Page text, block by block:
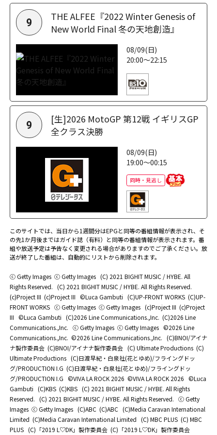
9
THE ALFEE『2022 Winter Genesis of
New World Final 冬の天地創造』
08/09(日)
20:00～22:15
9
[生]2026 MotoGP 第12戦 イギリスGP
全クラス決勝
08/09(日)
19:00～00:15
同時・見逃し
このサイトでは、当日から1週間分はEPGと同等の番組情報が表示され、そ
の先1か月後まではガイド誌（有料）と同等の番組情報が表示されます。番
組や放送予定は予告なく変更される場合がありますのでご了承ください。放
送が終了した番組は、自動的にリストから削除されます。
ⓒ Getty Images ⓒ Getty Images (C) 2021 BIGHIT MUSIC / HYBE. All
Rights Reserved. (C) 2021 BIGHIT MUSIC / HYBE. All Rights Reserved.
(c)Project III (c)Project III ©Luca Gambuti (C)UP-FRONT WORKS (C)UP-
FRONT WORKS ⓒ Getty Images ⓒ Getty Images (c)Project III (c)Project
III ©Luca Gambuti (C)2026 Line Communications.,Inc. (C)2026 Line
Communications.,Inc. ⓒ Getty Images ⓒ Getty Images ©2026 Line
Communications.,Inc. ©2026 Line Communications.,Inc. (C)BNOI/アイナ
ナ製作委員会 (C)BNOI/アイナナ製作委員会 (C) Ultimate Productions (C)
Ultimate Productions (C)日渡早紀・白泉社(花とゆめ)/フライングドッ
グ/PRODUCTION I.G (C)日渡早紀・白泉社(花とゆめ)/フライングドッ
グ/PRODUCTION I.G ©️VIVA LA ROCK 2026 ©️VIVA LA ROCK 2026 ©Luca
Gambuti (C)KBS (C)KBS (C) 2021 BIGHIT MUSIC / HYBE. All Rights
Reserved. (C) 2021 BIGHIT MUSIC / HYBE. All Rights Reserved. ⓒ Getty
Images ⓒ Getty Images (C)ABC (C)ABC (C)Media Caravan International
Limited (C)Media Caravan International Limited (C) MBC PLUS (C) MBC
PLUS (C)「2019 L♡DK」製作委員会 (C)「2019 L♡DK」製作委員会